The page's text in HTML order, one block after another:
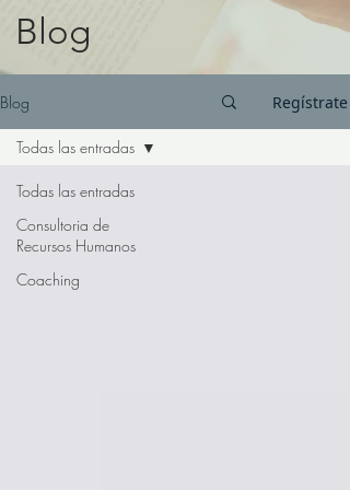
Blog
Blog Regístrate
Todas las entradas
Consultoria de
Recursos Humanos
Coaching
Todas las entradas